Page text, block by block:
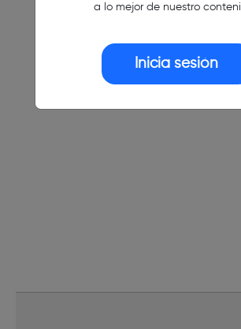
a lo mejor de nuestro
Inicia sesión